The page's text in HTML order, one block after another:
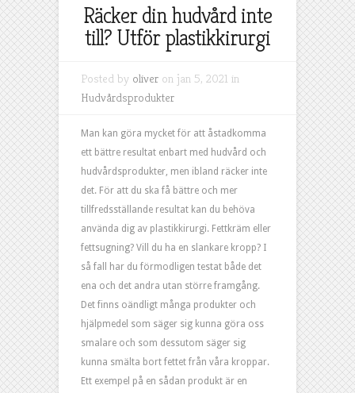
Räcker din hudvård inte
till? Utför plastikkirurgi
Posted by oliver on jan 5, 2021 in
Hudvårdsprodukter
Man kan göra mycket för att åstadkomma
ett bättre resultat enbart med hudvård och
hudvårdsprodukter, men ibland räcker inte
det. För att du ska få bättre och mer
tillfredsställande resultat kan du behöva
använda dig av plastikkirurgi. Fettkräm eller
fettsugning? Vill du ha en slankare kropp? I
så fall har du förmodligen testat både det
ena och det andra utan större framgång.
Det finns oändligt många produkter och
hjälpmedel som säger sig kunna göra oss
smalare och som dessutom säger sig
kunna smälta bort fettet från våra kroppar.
Ett exempel på en sådan produkt är en